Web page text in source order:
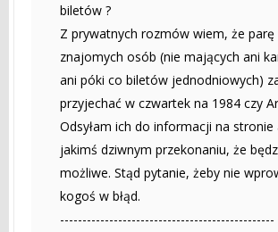
biletów ?
Z prywatnych rozmów wiem, że parę
znajomych osób (nie mających ani
ani póki co biletów jednodniowych)
przyjechać w czwartek na 1984 czy
Odsyłam ich do informacji na stronie
jakimś dziwnym przekonaniu, że
możliwe. Stąd pytanie, żeby nie
kogoś w błąd.
------------------------------------------------